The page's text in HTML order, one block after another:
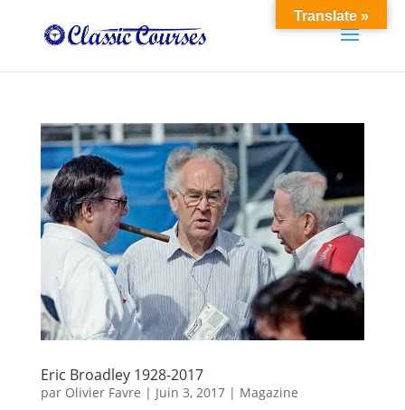
Eric Broadley 1928-2017
par Olivier Favre | Juin 3, 2017| Magazine
Translate »